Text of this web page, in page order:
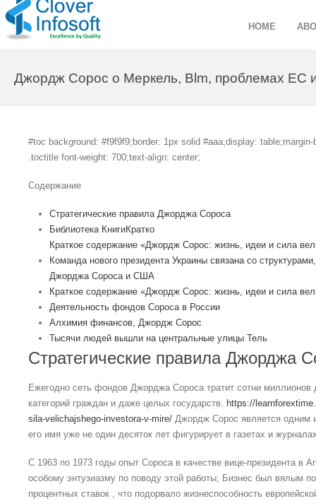
HOME
Джордж Сорос о Меркель, Blm, проблемах ЕС
#toc background: #f9f9f9;border: 1px solid #aaa;display:
.toctitle font-weight: 700;text-align: center;
Содержание
Стратегические правила Джорджа Сороса
Библиотека КнигиКратко
Краткое содержание «Джордж Сорос: жизнь, идеи и сила
Команда нового президента Украины связана со
Джорджа Сороса и США
Краткое содержание «Джордж Сорос: жизнь, идеи и сила
Деятельность фондов Сороса в России
Алхимия финансов, Джордж Сорос
Тысячи людей вышли на центральные улицы Тель
Стратегические правила Джорджа
Ежегодно сеть фондов Джорджа Сороса тратит сотни
категорий граждан и даже целых государств. https://
sila-velichajshego-investora-v-mire/ Джордж Сорос является одним
его имя уже не один десяток лет фигурирует в газетах и
С 1963 по 1973 годы опыт Сороса в качестве вице-президента в
особому энтузиазму по поводу этой работы; Бизнес был вялым
процентных ставок , что подорвало жизнеспособность